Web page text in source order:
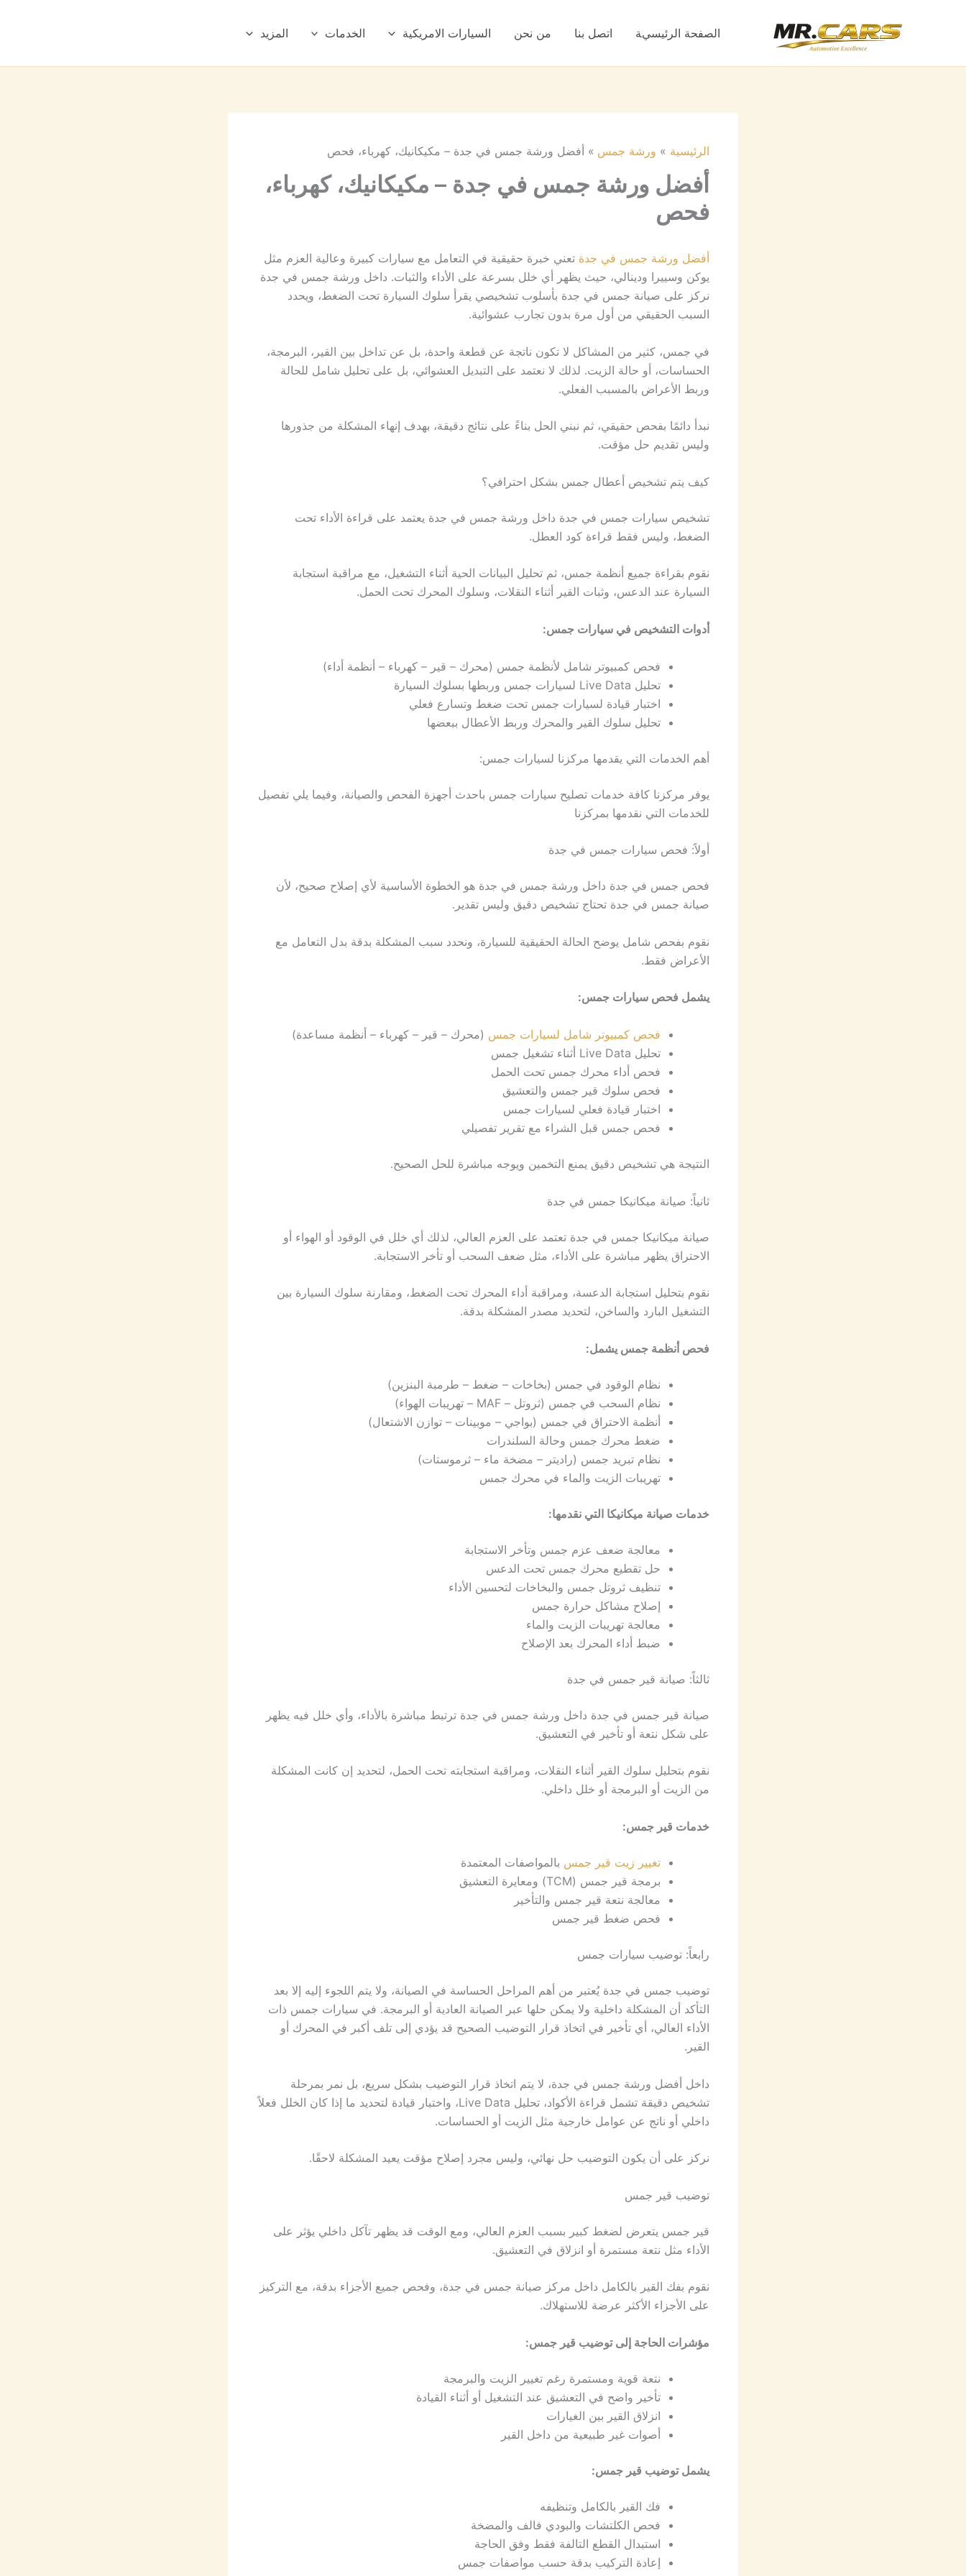
الصفحة الرئيسية اتصل بنا من نحن السيارات الامريكية الخدمات المزيد
الرئيسية ورشة جمس أفضل ورشة جمس في جدة – مكيكانيك، كهرباء، فحص
أفضل ورشة جمس في جدة – مكيكانيك، كهرباء،
فحص
أفضل ورشة جمس في جدة تعني خبرة حقيقية في التعامل مع سيارات كبيرة وعالية العزم مثل
يوكن وسييرا ودينالي، حيث يظهر أي خلل بسرعة على الأداء والثبات. داخل ورشة جمس في جدة
نركز على صيانة جمس في جدة بأسلوب تشخيصي يقرأ سلوك السيارة تحت الضغط، ويحدد
السبب الحقيقي من أول مرة بدون تجارب عشوائية.
في جمس، كثير من المشاكل لا تكون ناتجة عن قطعة واحدة، بل عن تداخل بين القير، البرمجة،
الحساسات، أو حالة الزيت. لذلك لا نعتمد على التبديل العشوائي، بل على تحليل شامل للحالة
وربط الأعراض بالمسبب الفعلي.
نبدأ دائمًا بفحص حقيقي، ثم نبني الحل بناءً على نتائج دقيقة، بهدف إنهاء المشكلة من جذورها
وليس تقديم حل مؤقت.
كيف يتم تشخيص أعطال جمس بشكل احترافي؟
تشخيص سيارات جمس في جدة داخل ورشة جمس في جدة يعتمد على قراءة الأداء تحت
الضغط، وليس فقط قراءة كود العطل.
نقوم بقراءة جميع أنظمة جمس، ثم تحليل البيانات الحية أثناء التشغيل، مع مراقبة استجابة
السيارة عند الدعس، وثبات القير أثناء النقلات، وسلوك المحرك تحت الحمل.
أدوات التشخيص في سيارات جمس:
فحص كمبيوتر شامل لأنظمة جمس (محرك – قير – كهرباء – أنظمة أداء)
تحليل Live Data لسيارات جمس وربطها بسلوك السيارة
اختبار قيادة لسيارات جمس تحت ضغط وتسارع فعلي
تحليل سلوك القير والمحرك وربط الأعطال ببعضها
أهم الخدمات التي يقدمها مركزنا لسيارات جمس:
يوفر مركزنا كافة خدمات تصليح سيارات جمس باحدث أجهزة الفحص والصيانة، وفيما يلي تفصيل
للخدمات التي نقدمها بمركزنا
أولاً: فحص سيارات جمس في جدة
فحص جمس في جدة داخل ورشة جمس في جدة هو الخطوة الأساسية لأي إصلاح صحيح، لأن
صيانة جمس في جدة تحتاج تشخيص دقيق وليس تقدير.
نقوم بفحص شامل يوضح الحالة الحقيقية للسيارة، ونحدد سبب المشكلة بدقة بدل التعامل مع
الأعراض فقط.
يشمل فحص سيارات جمس:
فحص كمبيوتر شامل لسيارات جمس (محرك – قير – كهرباء – أنظمة مساعدة)
تحليل Live Data أثناء تشغيل جمس
فحص أداء محرك جمس تحت الحمل
فحص سلوك قير جمس والتعشيق
اختبار قيادة فعلي لسيارات جمس
فحص جمس قبل الشراء مع تقرير تفصيلي
النتيجة هي تشخيص دقيق يمنع التخمين ويوجه مباشرة للحل الصحيح.
ثانياً: صيانة ميكانيكا جمس في جدة
صيانة ميكانيكا جمس في جدة تعتمد على العزم العالي، لذلك أي خلل في الوقود أو الهواء أو
الاحتراق يظهر مباشرة على الأداء، مثل ضعف السحب أو تأخر الاستجابة.
نقوم بتحليل استجابة الدعسة، ومراقبة أداء المحرك تحت الضغط، ومقارنة سلوك السيارة بين
التشغيل البارد والساخن، لتحديد مصدر المشكلة بدقة.
فحص أنظمة جمس يشمل:
نظام الوقود في جمس (بخاخات – ضغط – طرمبة البنزين)
نظام السحب في جمس (ثروتل – MAF – تهريبات الهواء)
أنظمة الاحتراق في جمس (بواجي – موبينات – توازن الاشتعال)
ضغط محرك جمس وحالة السلندرات
نظام تبريد جمس (راديتر – مضخة ماء – ثرموستات)
تهريبات الزيت والماء في محرك جمس
خدمات صيانة ميكانيكا التي نقدمها:
معالجة ضعف عزم جمس وتأخر الاستجابة
حل تقطيع محرك جمس تحت الدعس
تنظيف ثروتل جمس والبخاخات لتحسين الأداء
إصلاح مشاكل حرارة جمس
معالجة تهريبات الزيت والماء
ضبط أداء المحرك بعد الإصلاح
ثالثاً: صيانة قير جمس في جدة
صيانة قير جمس في جدة داخل ورشة جمس في جدة ترتبط مباشرة بالأداء، وأي خلل فيه يظهر
على شكل نتعة أو تأخير في التعشيق.
نقوم بتحليل سلوك القير أثناء النقلات، ومراقبة استجابته تحت الحمل، لتحديد إن كانت المشكلة
من الزيت أو البرمجة أو خلل داخلي.
خدمات قير جمس:
تغيير زيت قير جمس بالمواصفات المعتمدة
برمجة قير جمس (TCM) ومعايرة التعشيق
معالجة نتعة قير جمس والتأخير
فحص ضغط قير جمس
رابعاً: توضيب سيارات جمس
توضيب جمس في جدة يُعتبر من أهم المراحل الحساسة في الصيانة، ولا يتم اللجوء إليه إلا بعد
التأكد أن المشكلة داخلية ولا يمكن حلها عبر الصيانة العادية أو البرمجة. في سيارات جمس ذات
الأداء العالي، أي تأخير في اتخاذ قرار التوضيب الصحيح قد يؤدي إلى تلف أكبر في المحرك أو
القير.
داخل أفضل ورشة جمس في جدة، لا يتم اتخاذ قرار التوضيب بشكل سريع، بل نمر بمرحلة
تشخيص دقيقة تشمل قراءة الأكواد، تحليل Live Data، واختبار قيادة لتحديد ما إذا كان الخلل فعلاً
داخلي أو ناتج عن عوامل خارجية مثل الزيت أو الحساسات.
نركز على أن يكون التوضيب حل نهائي، وليس مجرد إصلاح مؤقت يعيد المشكلة لاحقًا.
توضيب قير جمس
قير جمس يتعرض لضغط كبير بسبب العزم العالي، ومع الوقت قد يظهر تآكل داخلي يؤثر على
الأداء مثل نتعة مستمرة أو انزلاق في التعشيق.
نقوم بفك القير بالكامل داخل مركز صيانة جمس في جدة، وفحص جميع الأجزاء بدقة، مع التركيز
على الأجزاء الأكثر عرضة للاستهلاك.
مؤشرات الحاجة إلى توضيب قير جمس:
نتعة قوية ومستمرة رغم تغيير الزيت والبرمجة
تأخير واضح في التعشيق عند التشغيل أو أثناء القيادة
انزلاق القير بين الغيارات
أصوات غير طبيعية من داخل القير
يشمل توضيب قير جمس:
فك القير بالكامل وتنظيفه
فحص الكلتشات والبودي فالف والمضخة
استبدال القطع التالفة فقط وفق الحاجة
إعادة التركيب بدقة حسب مواصفات جمس